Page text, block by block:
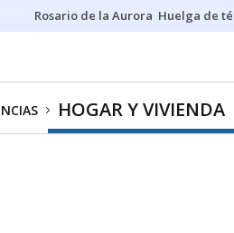
Rosario de la Aurora Huelga de
HOGAR Y VIVIENDA